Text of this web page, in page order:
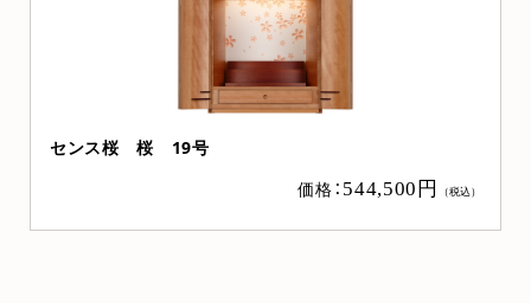
19号
544,500円（税込） ニュー桜 桜 上